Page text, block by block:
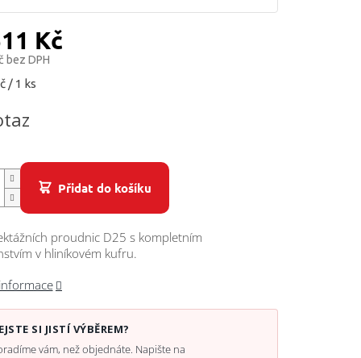
Kč
bez DPH
/ 1 ks
Přidat do košíku
proudnic D25 s kompletním
v hliníkovém kufru.
SI JISTÍ VÝBĚREM?
vám, než objednáte. Napište na